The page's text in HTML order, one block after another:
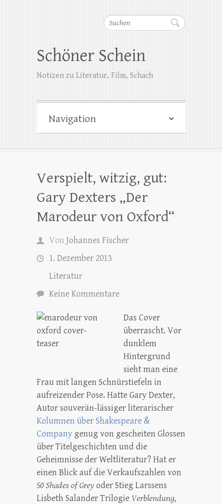
Suchen
Schöner Schein
Notizen zu Literatur, Film, Schach
Verspielt, witzig, gut:
Gary Dexters „Der
Marodeur von Oxford“
Von Johannes Fischer
1. Dezember 2013
Literatur
Keine Kommentare
Das Cover
überrascht. Vor
dunklem
Hintergrund
sieht man eine
Frau mit langen Schnürstiefeln in
aufreizender Pose. Hatte Gary Dexter,
Autor souverän-lässiger literarischer
Kolumnen über Shakespeare &
Company genug von gescheiten Glossen
über Titelgeschichten und die
Geheimnisse der Weltliteratur? Hat er
einen Blick auf die Verkaufszahlen von
50 Shades of Greyoder Stieg Larssens
Lisbeth Salander Trilogie Verblendung,